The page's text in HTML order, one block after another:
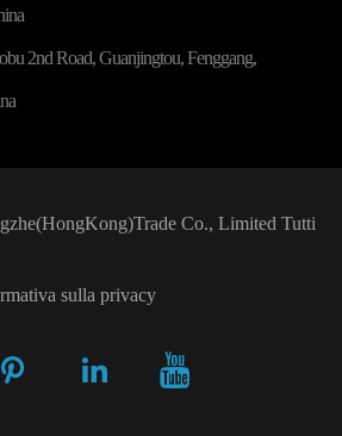
2nd Road, Guanjingtou, Fenggang,
Co., LimitedTutti
sulla privacy